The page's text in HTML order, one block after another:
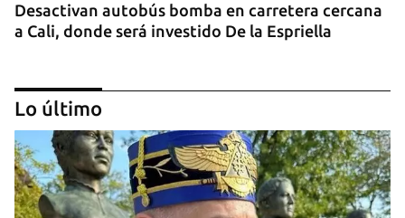
Desactivan autobús bomba en carretera cercana
a Cali, donde será investido De la Espriella
Lo último